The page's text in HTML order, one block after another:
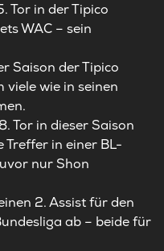
Tor in der Tipico
WAC – sein
Saison der Tipico
viele wie in seinen
Tor in dieser Saison
Treffer in einer BL-
nur Shon
2. Assist für den
ab – beide für